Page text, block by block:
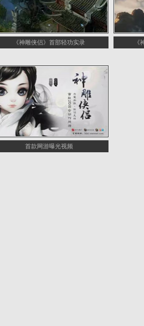
《神雕侠侣》首部轻功实录
首款网游曝光视频